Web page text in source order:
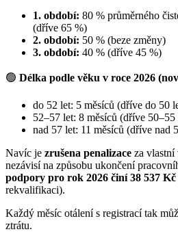
1. období: 80 % průměrného
(dříve 65 %)
2. období: 50 % (beze změny)
3. období: 40 % (dříve 45 %)
🟢 Délka podle věku v roce 2026
do 52 let: 5 měsíců (dříve do 50
52–57 let: 8 měsíců (dříve 50–55
nad 57 let: 11 měsíců (dříve nad
Navíc je zrušena penalizace za
nezávisí na způsobu ukončení
podpory pro rok 2026 činí 38 537 Kč
rekvalifikaci).
Každý měsíc otálení s registrací tak
ztrátu.